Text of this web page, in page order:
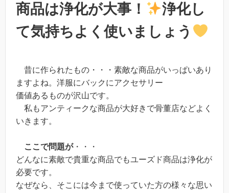
商品は浄化が大事！
浄化し
て気持ちよく使いましょう
昔に作られたもの・・・素敵な商品がいっぱいあり
ますよね。洋服にバックにアクセサリー
価値あるものが沢山です。
私もアンティークな商品が大好きで骨董店などよく
いきます。
ここで問題が・・・
どんなに素敵で貴重な商品でもユーズド商品は浄化が
必要です。
なぜなら、そこには今まで使っていた方の様々な思い